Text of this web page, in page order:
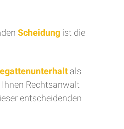
Scheidung ist die
als
Rechtsanwalt
entscheidenden